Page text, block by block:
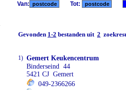
Van: Tot:
Gevonden 1-2 bestanden uit 2
1) Gemert Keukencentrum
Binderseind 44
5421 CJ Gemert
049-2366266